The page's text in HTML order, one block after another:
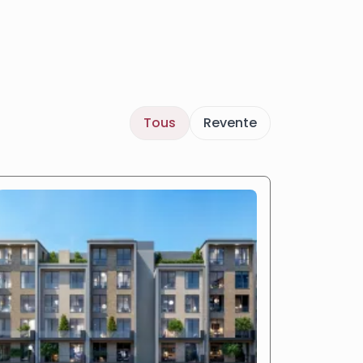
Tous Revente